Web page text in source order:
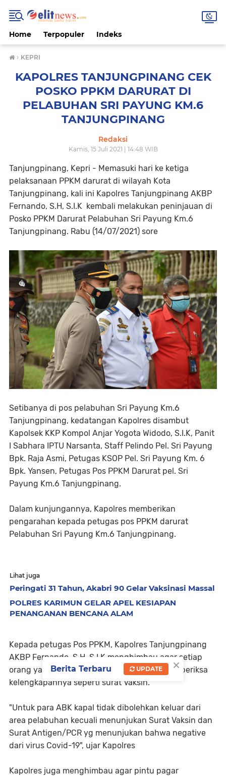
Home Terpopuler Indeks
› KEPRI
KAPOLRES TANJUNGPINANG CEK
POSKO PPKM DARURAT DI
PELABUHAN SRI PAYUNG KM.6
TANJUNGPINANG
Redaksi
Kamis, 15 Juli 2021 | 14:48 WIB
Tanjungpinang, Kepri - Memasuki hari ke ketiga
pelaksanaan PPKM darurat di wilayah Kota
Tanjungpinang, kali ini Kapolres Tanjungpinang AKBP
Fernando, S.H, S.I.K kembali melakukan peninjauan di
Posko PPKM Darurat Pelabuhan Sri Payung Km.6
Tanjungpinang. Rabu (14/07/2021) sore
Setibanya di pos pelabuhan Sri Payung Km.6
Tanjungpinang, kedatangan Kapolres disambut
Kapolsek KKP Kompol Anjar Yogota Widodo, S.I.K, Panit
I Sabhara IPTU Narsanta, Staff Pelindo Pel. Sri Payung
Bpk. Raja Asmi, Petugas KSOP Pel. Sri Payung Km. 6
Bpk. Yansen, Petugas Pos PPKM Darurat pel. Sri
Payung Km.6 Tanjungpinang.
Dalam kunjungannya, Kapolres memberikan
pengarahan kepada petugas pos PPKM darurat
Pelabuhan Sri Payung Km.6 Tanjungpinang.
Lihat juga
Peringati 31 Tahun, Akabri 90 Gelar Vaksinasi Massal
POLRES KARIMUN GELAR APEL KESIAPAN
PENANGANAN BENCANA ALAM
Kepada petugas Pos PPKM, Kapolres Tanjungpinang
AKBP Fernando, S.H, S.I.K menghimbau agar setiap
orang yang keluar masuk pelabuhan wajib di periksa
kelengkapannya seperti surat Vaksin.
"Untuk para ABK kapal tidak dibolehkan keluar dari
area pelabuhan kecuali menunjukan Surat Vaksin dan
Surat Antigen/PCR yg menunjukan bahwa negative
dari virus Covid-19", ujar Kapolres
Kapolres juga menghimbau agar pintu pagar
×
Berita Terbaru UPDATE